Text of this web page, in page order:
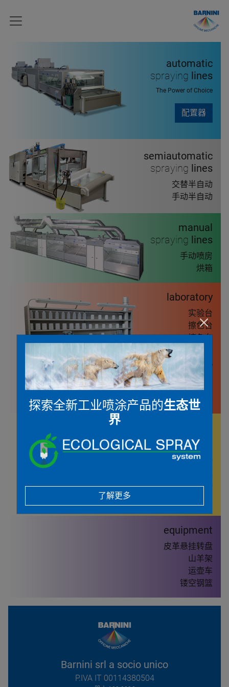
automatic
spraying lines
The Power of Choice
配置器
semiautomatic
spraying lines
交替半自动
手动半自动
manual
spraying lines
手动喷房
烘箱
laboratory
实验台
擦色台
擦色台
称重舱
化学品搅拌机
颜色试样舱
airtreatmentsystem
中央抽风设备
B3激光除烟器
equipment
皮革悬挂转盘
山羊架
运壶车
镂空钢篮
探索全新工业喷涂产品的生态世
界
了解更多
Barnini srl a socio unico
P.IVA IT 00114380504